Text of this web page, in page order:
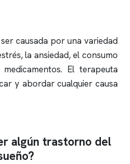
causada por una variedad
la ansiedad, el consumo
El terapeuta
y abordar cualquier causa
algún trastorno del